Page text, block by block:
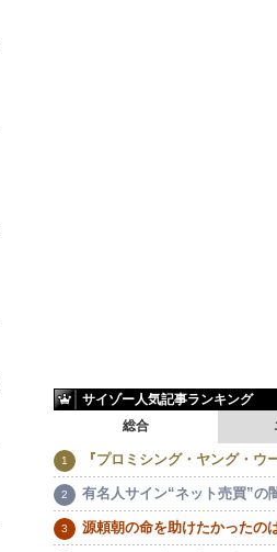
サイゾー人気記事ランキング
総合
『プロミシング・ヤング・ウ
有名人サイン“ネット売買”の
源頼朝の命を助けたかったの